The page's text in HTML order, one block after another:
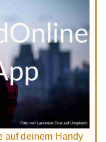
auf deinem Handy